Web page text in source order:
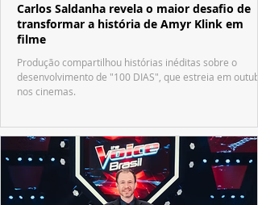
Carlos Saldanha revela o maior desafio de
transformar a história de Amyr Klink em
filme
Produção compartilhou histórias inéditas sobre o
desenvolvimento de "100 DIAS", que estreia em
nos cinemas.